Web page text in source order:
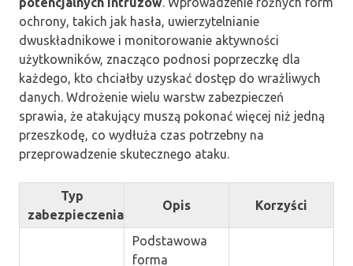
ochrony, takich jak hasła, uwierzytelnianie
dwuskładnikowe i monitorowanie aktywności
użytkowników, znacząco podnosi poprzeczkę dla
każdego, kto chciałby uzyskać dostęp do wrażliwych
danych. Wdrożenie wielu warstw zabezpieczeń
sprawia, że atakujący muszą pokonać więcej niż jedną
przeszkodę, co wydłuża czas potrzebny na
przeprowadzenie skutecznego ataku.
Typ
zabezpieczenia
Opis Korzyści
Podstawowa
forma